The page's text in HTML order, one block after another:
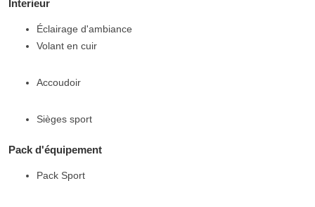
Interieur
Éclairage d'ambiance
Volant en cuir
Accoudoir
Sièges sport
Pack d'équipement
Pack Sport